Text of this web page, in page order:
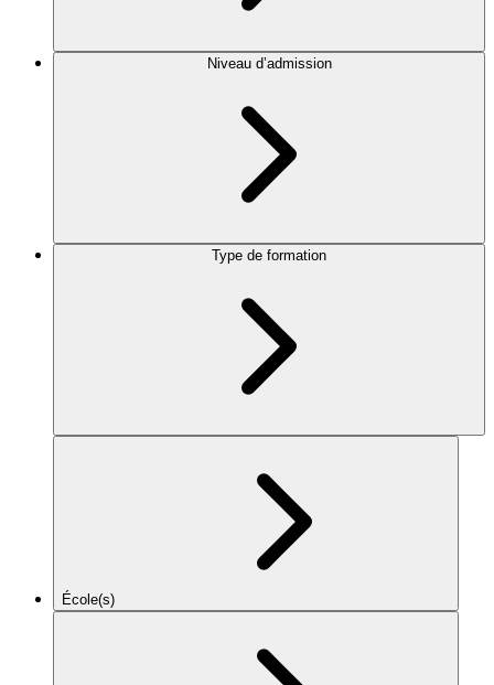
Niveau d’admission
Type de formation
École(s)